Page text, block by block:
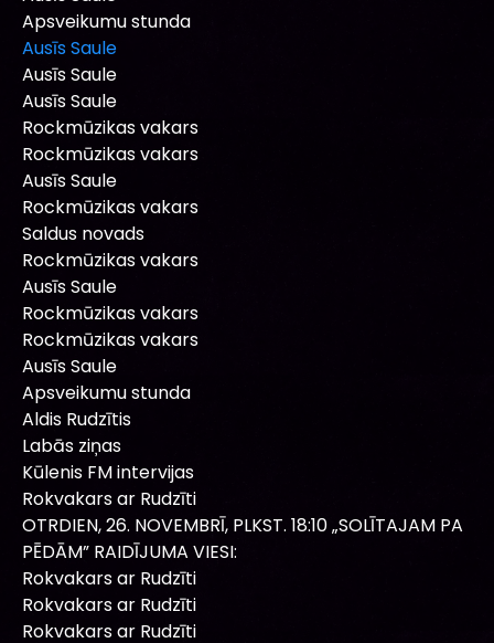
Apsveikumu stunda
Ausīs Saule
Ausīs Saule
Ausīs Saule
Rockmūzikas vakars
Rockmūzikas vakars
Ausīs Saule
Rockmūzikas vakars
Saldus novads
Rockmūzikas vakars
Ausīs Saule
Rockmūzikas vakars
Rockmūzikas vakars
Ausīs Saule
Apsveikumu stunda
Aldis Rudzītis
Labās ziņas
Kūlenis FM intervijas
Rokvakars ar Rudzīti
OTRDIEN, 26. NOVEMBRĪ, PLKST. 18:10 „SOLĪTAJAM PA
PĒDĀM” RAIDĪJUMA VIESI:
Rokvakars ar Rudzīti
Rokvakars ar Rudzīti
Rokvakars ar Rudzīti